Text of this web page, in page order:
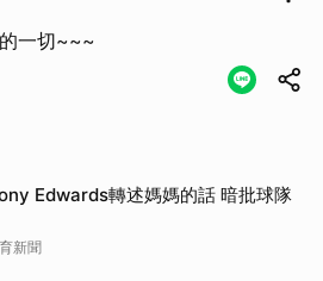
一切~~~
Edwards轉述媽媽的話 暗批球隊
新聞